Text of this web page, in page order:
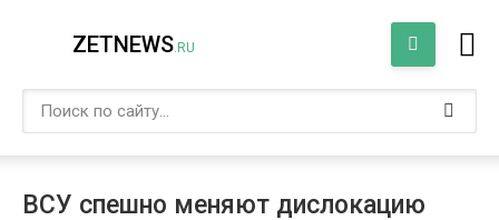
ZETNEWS.RU
ВСУ спешно меняют дислокацию